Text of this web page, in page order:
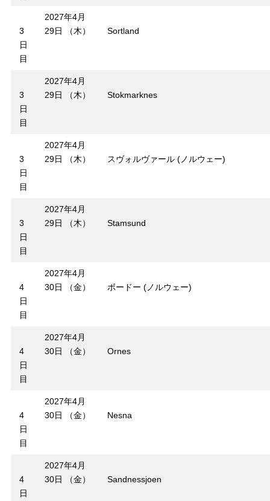
3
日
目
2027年4月
29日 （木）
Sortland
3
日
目
2027年4月
29日 （木）
Stokmarknes
3
日
目
2027年4月
29日 （木）
スヴォルヴァール (ノルウェー)
3
日
目
2027年4月
29日 （木）
Stamsund
4
日
目
2027年4月
30日 （金）
ボードー (ノルウェー)
4
日
目
2027年4月
30日 （金）
Ornes
4
日
目
2027年4月
30日 （金）
Nesna
4
日
2027年4月
30日 （金）
Sandnessjoen